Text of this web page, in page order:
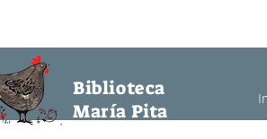
María PitaBiblioteca
María Pita